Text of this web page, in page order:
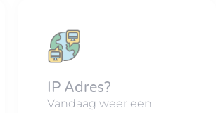
IP Adres?
Vandaag weer een